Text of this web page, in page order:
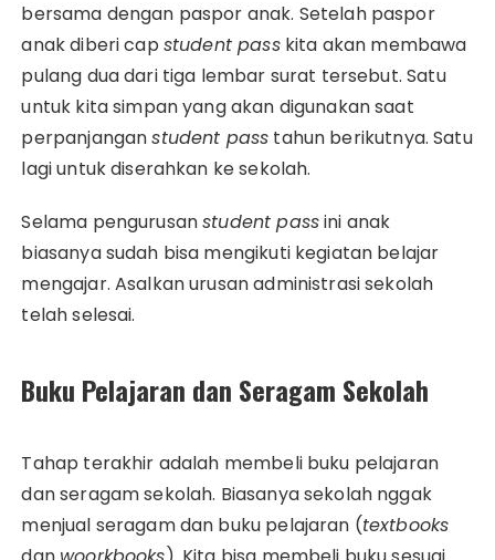
bersama dengan paspor anak. Setelah paspor
anak diberi cap student passkita akan membawa
pulang dua dari tiga lembar surat tersebut. Satu
untuk kita simpan yang akan digunakan saat
perpanjanganstudent pass tahun berikutnya. Satu
lagi untuk diserahkan ke sekolah.
Selama pengurusanstudent passini anak
biasanya sudah bisa mengikuti kegiatan belajar
mengajar. Asalkan urusan administrasi sekolah
telah selesai.
Buku Pelajaran dan Seragam Sekolah
Tahap terakhir adalah membeli buku pelajaran
dan seragam sekolah. Biasanya sekolah nggak
menjual seragam dan buku pelajaran (textbooks